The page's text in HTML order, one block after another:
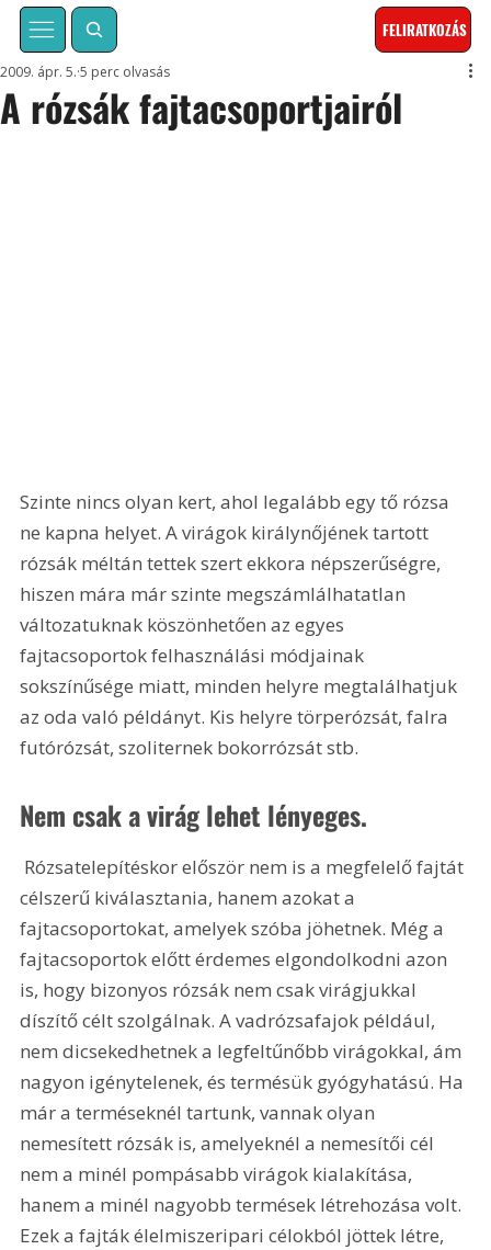
FELIRATKOZÁS
A rózsák fajtacsoportjairól
2009. ápr. 5. 5 perc olvasás
Szinte nincs olyan kert, ahol legalább egy tő rózsa
ne kapna helyet. A virágok királynőjének tartott
rózsák méltán tettek szert ekkora népszerűségre,
hiszen mára már szinte megszámlálhatatlan
változatuknak köszönhetően az egyes
fajtacsoportok felhasználási módjainak
sokszínűsége miatt, minden helyre megtalálhatjuk
az oda való példányt. Kis helyre törperózsát, falra
futórózsát, szoliternek bokorrózsát stb.
Nem csak a virág lehet lényeges.
célszerű kiválasztania, hanem azokat a
fajtacsoportokat, amelyek szóba jöhetnek. Még a
fajtacsoportok előtt érdemes elgondolkodni azon
is, hogy bizonyos rózsák nem csak virágjukkal
díszítő célt szolgálnak. A vadrózsafajok például,
nem dicsekedhetnek a legfeltűnőbb virágokkal, ám
nagyon igénytelenek, és termésük gyógyhatású. Ha
már a terméseknél tartunk, vannak olyan
nemesített rózsák is, amelyeknél a nemesítői cél
nem a minél pompásabb virágok kialakítása,
hanem a minél nagyobb termések létrehozása volt.
Ezek a fajták élelmiszeripari célokból jöttek létre,